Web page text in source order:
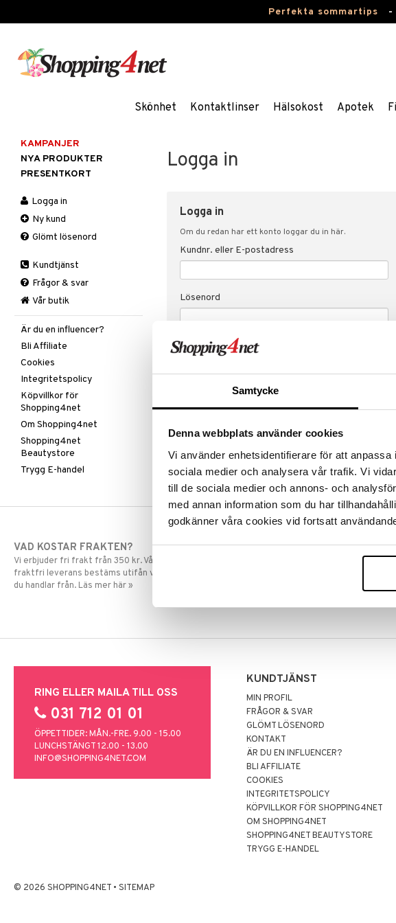
Samtycke
Denna webbplats använder cookies
Vi använder enhetsidentifierare för att
sociala medier och analysera vår trafik. Vi
till de sociala medier och annons- och
med annan information som du har
godkänner våra cookies vid fortsatt
Perfekta sommartips
Skönhet Kontaktlinser Hälsokost Apotek
Logga in
Logga in
Om du redan har ett konto loggar du in här.
Kundnr. eller E-postadress
Lösenord
KAMPANJER
NYA PRODUKTER
PRESENTKORT
Logga in
Ny kund
Glömt lösenord
Kundtjänst
Frågor & svar
Vår butik
Är du en influencer?
Bli Affiliate
Cookies
Integritetspolicy
Köpvillkor för
Shopping4net
Om Shopping4net
Shopping4net
Beautystore
Trygg E-handel
VAD KOSTAR FRAKTEN?
Vi erbjuder fri frakt från 350 kr. Vår gräns för
fraktfri leverans bestäms utifån vilken avdelning
du handlar från. Läs mer här »
SNABBA LEVERANSER
Beställningar lagda före 14:00 (gäller
RING ELLER MAILA TILL OSS
031 712 01 01
ÖPPETTIDER: MÅN.-FRE. 9.00 - 15.00
LUNCHSTÄNGT 12.00 - 13.00
INFO@SHOPPING4NET.COM
KUNDTJÄNST
MIN PROFIL
FRÅGOR & SVAR
GLÖMT LÖSENORD
KONTAKT
ÄR DU EN INFLUENCER?
BLI AFFILIATE
COOKIES
INTEGRITETSPOLICY
KÖPVILLKOR FÖR SHOPPING4NET
OM SHOPPING4NET
SHOPPING4NET BEAUTYSTORE
TRYGG E-HANDEL
© 2026 SHOPPING4NET • SITEMAP